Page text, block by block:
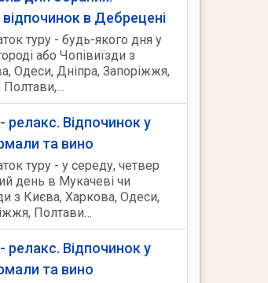
в Дебрецені
туру - будь-якого дня у
або Чопівиїзди з
Одеси, Дніпра, Запоріжжя,
Полтави,…
релакс. Відпочинок у
та вино
туру - у середу, четвер
день в Мукачеві чи
з Києва, Харкова, Одеси,
Полтави…
релакс. Відпочинок у
та вино